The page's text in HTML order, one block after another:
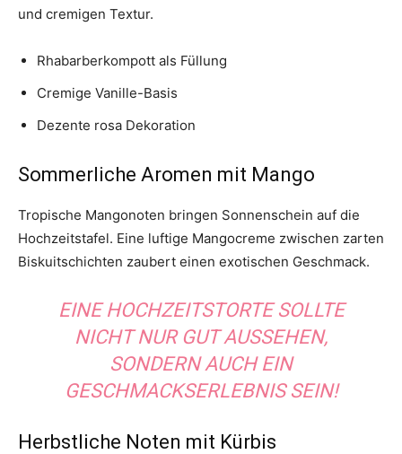
und cremigen Textur.
Rhabarberkompott als Füllung
Cremige Vanille-Basis
Dezente rosa Dekoration
Sommerliche Aromen mit Mango
Tropische Mangonoten bringen Sonnenschein auf die
Hochzeitstafel. Eine luftige Mangocreme zwischen zarten
Biskuitschichten zaubert einen exotischen Geschmack.
EINE HOCHZEITSTORTE SOLLTE
NICHT NUR GUT AUSSEHEN,
SONDERN AUCH EIN
GESCHMACKSERLEBNIS SEIN!
Herbstliche Noten mit Kürbis